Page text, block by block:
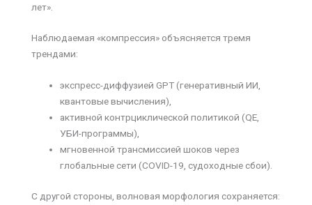
лет».
Наблюдаемая «компрессия» объясняется тремя
трендами:
экспресс-диффузией GPT (генеративный ИИ,
квантовые вычисления),
активной контрциклической политикой (QE,
УБИ-программы),
мгновенной трансмиссией шоков через
глобальные сети (COVID-19, судоходные сбои).
С другой стороны, волновая морфология сохраняется: